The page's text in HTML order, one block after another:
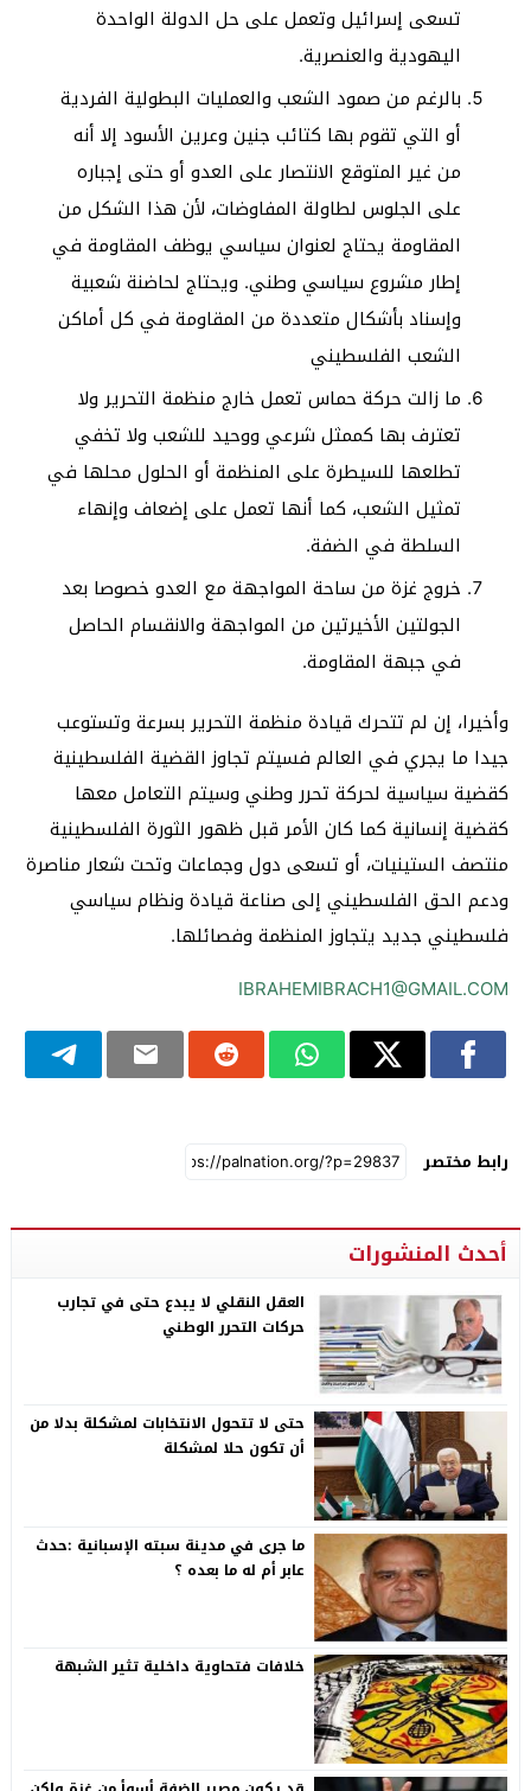
تسعى إسرائيل وتعمل على حل الدولة الواحدة
اليهودية والعنصرية.
بالرغم من صمود الشعب والعمليات البطولية الفردية
أو التي تقوم بها كتائب جنين وعرين الأسود إلا أنه
من غير المتوقع الانتصار على العدو أو حتى إجباره
على الجلوس لطاولة المفاوضات، لأن هذا الشكل من
المقاومة يحتاج لعنوان سياسي يوظف المقاومة في
إطار مشروع سياسي وطني. ويحتاج لحاضنة شعبية
وإسناد بأشكال متعددة من المقاومة في كل أماكن
الشعب الفلسطيني
ما زالت حركة حماس تعمل خارج منظمة التحرير ولا
تعترف بها كممثل شرعي ووحيد للشعب ولا تخفي
تطلعها للسيطرة على المنظمة أو الحلول محلها في
تمثيل الشعب، كما أنها تعمل على إضعاف وإنهاء
السلطة في الضفة.
خروج غزة من ساحة المواجهة مع العدو خصوصا بعد
الجولتين الأخيرتين من المواجهة والانقسام الحاصل
في جبهة المقاومة.
وأخيرا، إن لم تتحرك قيادة منظمة التحرير بسرعة وتستوعب
جيدا ما يجري في العالم فسيتم تجاوز القضية الفلسطينية
كقضية سياسية لحركة تحرر وطني وسيتم التعامل معها
كقضية إنسانية كما كان الأمر قبل ظهور الثورة الفلسطينية
منتصف الستينيات، أو تسعى دول وجماعات وتحت شعار مناصرة
ودعم الحق الفلسطيني إلى صناعة قيادة ونظام سياسي
فلسطيني جديد يتجاوز المنظمة وفصائلها.
IBRAHEMIBRACH1@GMAIL.COM
رابط مختصر
أحدث المنشورات
العقل النقلي لا يبدع حتى في تجارب
حركات التحرر الوطني
حتى لا تتحول الانتخابات لمشكلة بدلا من
أن تكون حلا لمشكلة
ما جرى في مدينة سبته الإسبانية :حدث
عابر أم له ما بعده ؟
خلافات فتحاوية داخلية تثير الشبهة